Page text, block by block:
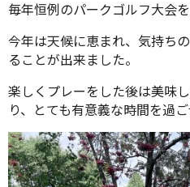
毎年恒例のパークゴルフ大会を
今年は天候に恵まれ、気持ち
ることが出来ました。
楽しくプレーをした後は美味
り、とても有意義な時間を過ご